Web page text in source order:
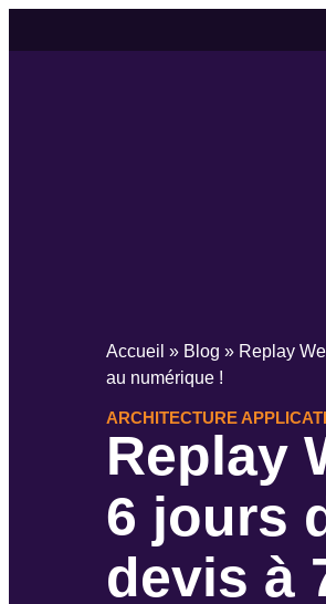
Accueil » Blog » Replay
au numérique !
ARCHITECTURE
Replay
6 jours
devis à